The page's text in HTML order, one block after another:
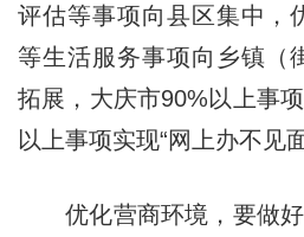
评估等事项向县区集中，
等生活服务事项向乡镇（
拓展，大庆市90%以上事
以上事项实现“网上办不见面
优化营商环境，要做好